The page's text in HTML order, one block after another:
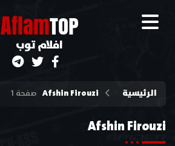
AflamTOP
افلام توب
الرئيسية Afshin Firouzi صفحة 1
Afshin Firouzi